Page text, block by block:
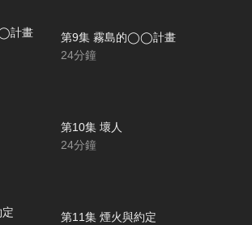
第9集 霧島的◯◯計畫
24分鐘
第10集 壞人
24分鐘
第11集 煙火與約定